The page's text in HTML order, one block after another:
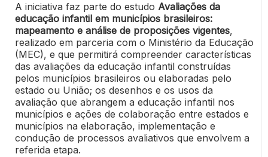
A iniciativa faz parte do estudo Avaliações da
educação infantil em municípios brasileiros:
mapeamento e análise de proposições vigentes,
realizado em parceria com o Ministério da Educação
(MEC), e que permitirá compreender características
das avaliações da educação infantil construídas
pelos municípios brasileiros ou elaboradas pelo
estado ou União; os desenhos e os usos da
avaliação que abrangem a educação infantil nos
municípios e ações de colaboração entre estados e
municípios na elaboração, implementação e
condução de processos avaliativos que envolvem a
referida etapa.